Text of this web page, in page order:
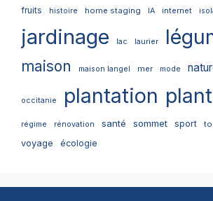
fruits histoire home staging IA internet
jardinage lac laurier
maison maison langel mer mode
occitanie plantation
régime rénovation santé sommet sport
voyage écologie